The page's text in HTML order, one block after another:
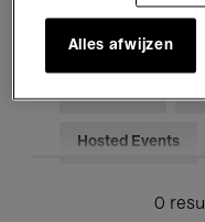
Voor iedereen
Hosted Events
0
Alles afwijzen